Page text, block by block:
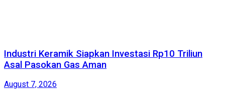
Industri Keramik Siapkan Investasi Rp10 Triliun
Asal Pasokan Gas Aman
August 7, 2026